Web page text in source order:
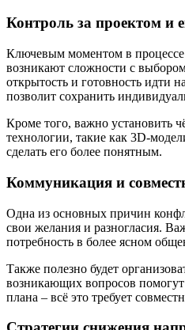
Контроль за проектом и
Ключевым моментом в процессе
возникают сложности с
открытость и готовность идти
позволит сохранить
Кроме того, важно установить
технологии, такие как 3D-
сделать его более понятным.
Коммуникация и
Одна из основных причин
свои желания и разногласия.
потребность в более ясном
Также полезно будет
возникающих вопросов
плана – всё это требует